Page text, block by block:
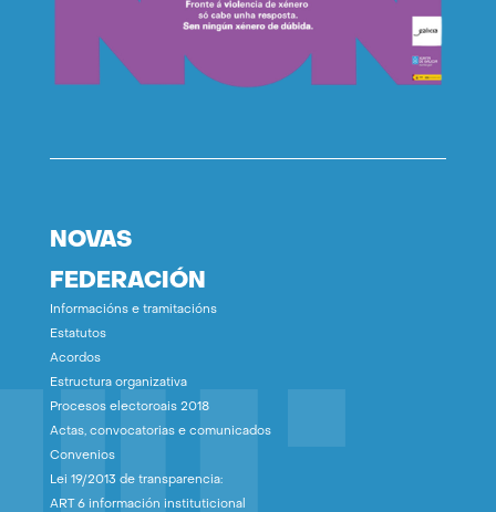
NOVAS
FEDERACIÓN
Informacións e tramitacións
Estatutos
Acordos
Estructura organizativa
Procesos electoroais 2018
Actas, convocatorias e comunicados
Convenios
Lei 19/2013 de transparencia:
ART 6 información instituticional